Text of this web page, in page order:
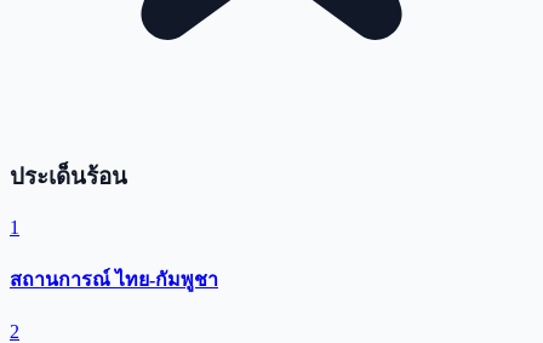
ประเด็นร้อน
1
สถานการณ์ ไทย-กัมพูชา
2